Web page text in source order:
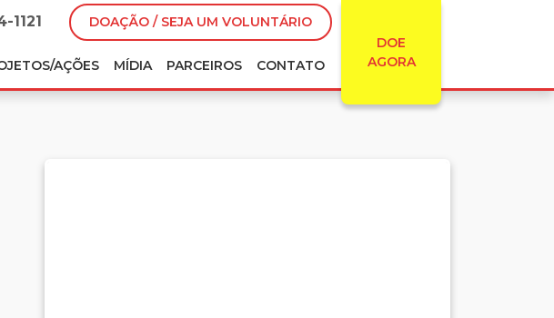
DOAÇÃO / SEJA UM VOLUNTÁRIO
DOE
AGORA
AÇÕES MÍDIA PARCEIROS CONTATO